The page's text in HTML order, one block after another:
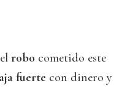
robo cometido este
fuerte con dinero y